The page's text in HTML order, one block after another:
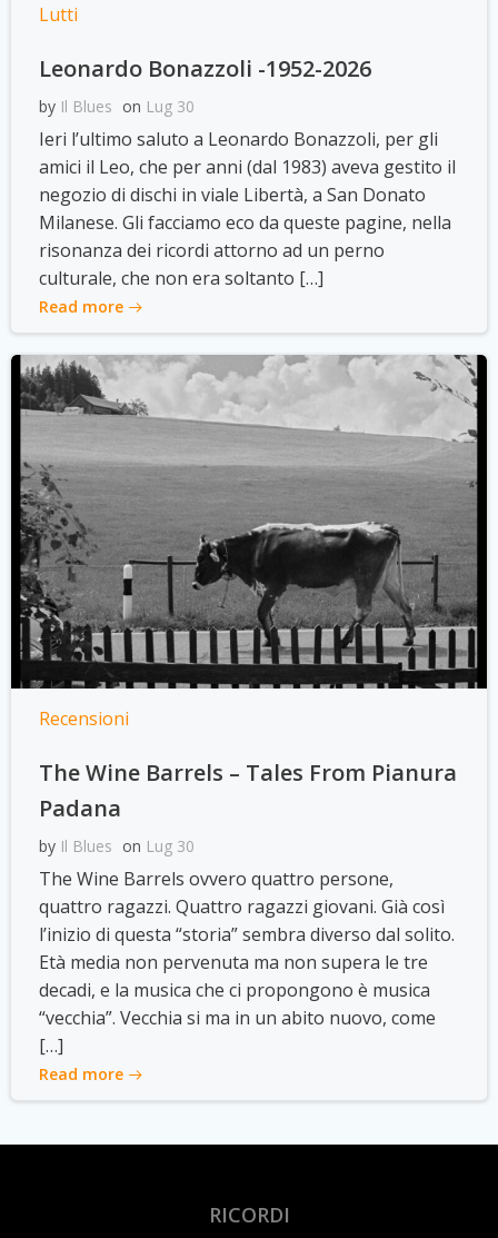
Lutti
Leonardo Bonazzoli -1952-2026
by Il Blues on Lug 30
Ieri l’ultimo saluto a Leonardo Bonazzoli, per gli
amici il Leo, che per anni (dal 1983) aveva gestito il
negozio di dischi in viale Libertà, a San Donato
Milanese. Gli facciamo eco da queste pagine, nella
risonanza dei ricordi attorno ad un perno
culturale, che non era soltanto […]
Read more
Recensioni
The Wine Barrels – Tales From Pianura
Padana
by Il Blues on Lug 30
The Wine Barrels ovvero quattro persone,
quattro ragazzi. Quattro ragazzi giovani. Già così
l’inizio di questa “storia” sembra diverso dal solito.
Età media non pervenuta ma non supera le tre
decadi, e la musica che ci propongono è musica
“vecchia”. Vecchia si ma in un abito nuovo, come
[…]
Read more
RICORDI